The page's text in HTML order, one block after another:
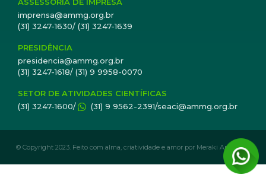
ASSESSORIA DE IMPRESA
imprensa@ammg.org.br
(31) 3247-1630/ (31) 3247-1639
PRESIDÊNCIA
presidencia@ammg.org.br
(31) 3247-1618/ (31) 9 9958-0070
SETOR DE ATIVIDADES CIENTÍFICAS
(31) 3247-1600/
(31) 9 9562-2391/seaci@ammg.org.br
© Copyright 2023. Feito com alma, criatividade e amor por Meraki Analytics.